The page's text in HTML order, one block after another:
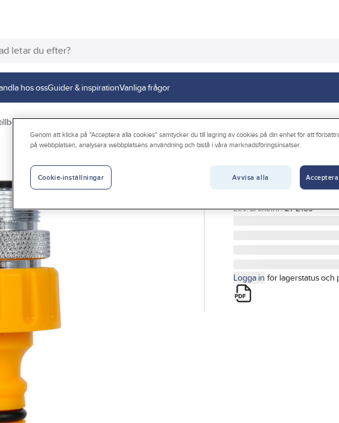
hos ossGuider & inspirationVanliga frågor
Kopplingar
Krankoppling
KRANKOPPLING UTV.
Lev. artikelnr: 21-2159
Logga in för lagerstatus och
Genom att klicka på "Acceptera alla cookies" samtycker du till lagring av cookies på din enhet för att
på webbplatsen, analysera webbplatsens användning och bistå i våra marknadsföringsinsatser.
Avvisa alla
Cookie-inställningar